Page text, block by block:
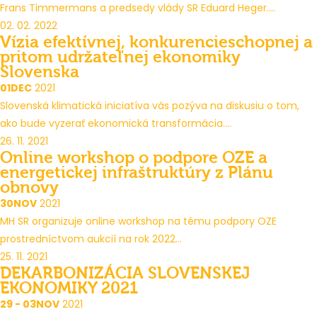
Frans Timmermans a predsedy vlády SR Eduard Heger....
02. 02. 2022
Vízia efektívnej, konkurencieschopnej a
pritom udržateľnej ekonomiky
Slovenska
01DEC 2021
Slovenská klimatická iniciatíva vás pozýva na diskusiu o tom,
ako bude vyzerať ekonomická transformácia....
26. 11. 2021
Online workshop o podpore OZE a
energetickej infraštruktúry z Plánu
obnovy
30NOV 2021
MH SR organizuje online workshop na tému podpory OZE
prostredníctvom aukcií na rok 2022...
25. 11. 2021
DEKARBONIZÁCIA SLOVENSKEJ
EKONOMIKY 2021
29 - 03NOV 2021